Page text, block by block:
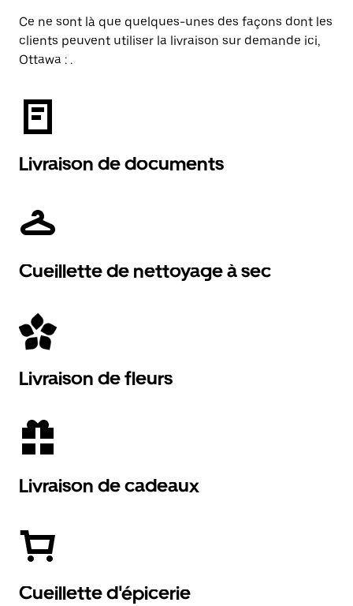
Ce ne sont là que quelques-unes des façons dont les
clients peuvent utiliser la livraison sur demande ici,
Ottawa : .
Livraison de documents
Cueillette de nettoyage à sec
Livraison de fleurs
Livraison de cadeaux
Cueillette d'épicerie